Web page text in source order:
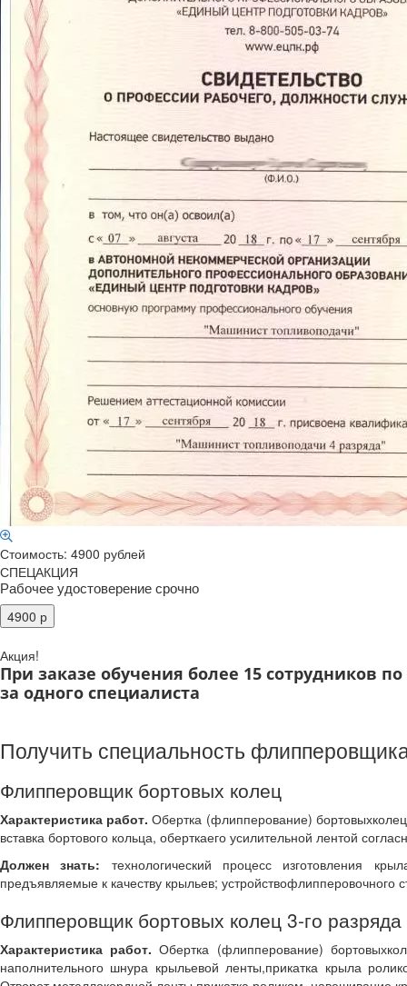
Стоимость: 4900 рублей
СПЕЦАКЦИЯ
Рабочее удостоверение срочно
Акция!
При заказе обучения более 15 сотрудников
за одного специалиста
Получить специальность
Флипперовщик бортовых колец
Характеристика работ. Обертка (флипперование) бортовыхколец
вставка бортового кольца, оберткаего усилительной лентой
Должен знать: технологический процесс изготовления
предъявляемые к качеству крыльев; устройствофлипперовочного
Флипперовщик бортовых колец 3-го разряда
Характеристика работ. Обертка (флипперование)
наполнительного шнура крыльевой ленты,прикатка крыла